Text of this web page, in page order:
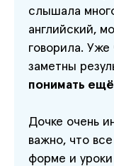
слышала
английский,
говорила. Уже
заметны
понимать
Дочке очень
важно, что
форме и